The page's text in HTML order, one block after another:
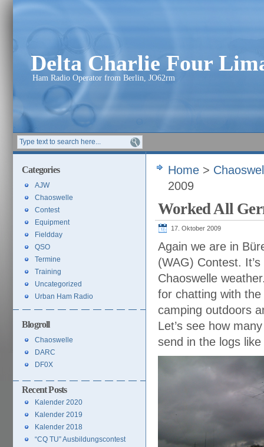
Delta Charlie Four
Ham Radio Operator from Berlin, JO62rm
Home >
2009
Worked All
17. Oktober 2009
Again we are in
(WAG) Contest.
Chaoswelle
for chatting with
camping outdoors
Let’s see how
send in the logs
Categories
AJW
Chaoswelle
Contest
Equipment
Fieldday
QSO
Termine
Training
Uncategorized
Urban Ham Radio
Blogroll
Chaoswelle
DARC
DF0X
Recent Posts
Kalender 2020
Kalender 2019
Kalender 2018
“CQ TU” Ausbildungscontest